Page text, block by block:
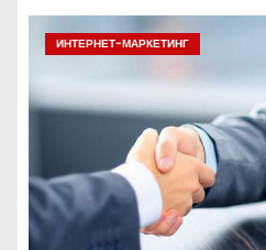
ИНТЕРНЕТ-МАРКЕТИНГ